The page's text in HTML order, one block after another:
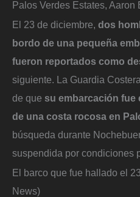
Palos Verdes Estates, Aaron
El 23 de diciembre, dos
bordo de una pequeña
fueron reportados como
siguiente. La Guardia
de que su embarcación fue
de una costa rocosa en
búsqueda durante
suspendida por condiciones
El barco que fue hallado el
News)